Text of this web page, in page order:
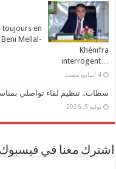
toujours en
Mellal-
Khénifra
…interrogent
‏4 أسابيع مضت
سطات.. تنظيم لقاء تواصلي
يوليو 5, 2026
اشترك معنا في فيسبوك